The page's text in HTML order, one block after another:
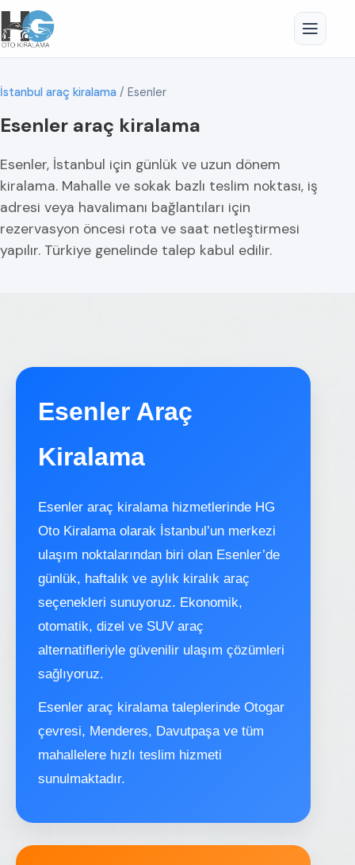
İstanbul araç kiralama / Esenler
Esenler araç kiralama
Esenler, İstanbul için günlük ve uzun dönem
kiralama. Mahalle ve sokak bazlı teslim noktası, iş
adresi veya havalimanı bağlantıları için
rezervasyon öncesi rota ve saat netleştirmesi
yapılır. Türkiye genelinde talep kabul edilir.
Esenler Araç
Kiralama
Esenler araç kiralama hizmetlerinde HG
Oto Kiralama olarak İstanbul’un merkezi
ulaşım noktalarından biri olan Esenler’de
günlük, haftalık ve aylık kiralık araç
seçenekleri sunuyoruz. Ekonomik,
otomatik, dizel ve SUV araç
alternatifleriyle güvenilir ulaşım çözümleri
sağlıyoruz.
Esenler araç kiralama taleplerinde Otogar
çevresi, Menderes, Davutpaşa ve tüm
mahallelere hızlı teslim hizmeti
sunulmaktadır.